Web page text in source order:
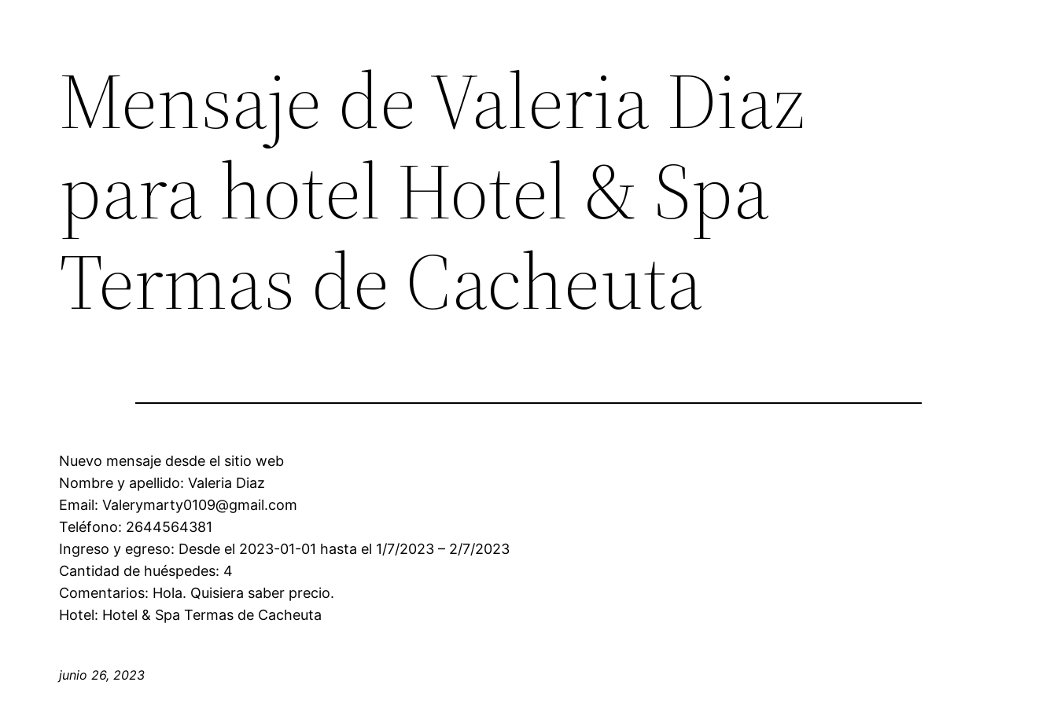
Mensaje de Valeria Diaz
para hotel Hotel & Spa
Termas de Cacheuta
Nuevo mensaje desde el sitio web
Nombre y apellido: Valeria Diaz
Email: Valerymarty0109@gmail.com
Teléfono: 2644564381
Ingreso y egreso: Desde el 2023-01-01 hasta el 1/7/2023 – 2/7/2023
Cantidad de huéspedes: 4
Comentarios: Hola. Quisiera saber precio.
Hotel: Hotel & Spa Termas de Cacheuta
junio 26, 2023